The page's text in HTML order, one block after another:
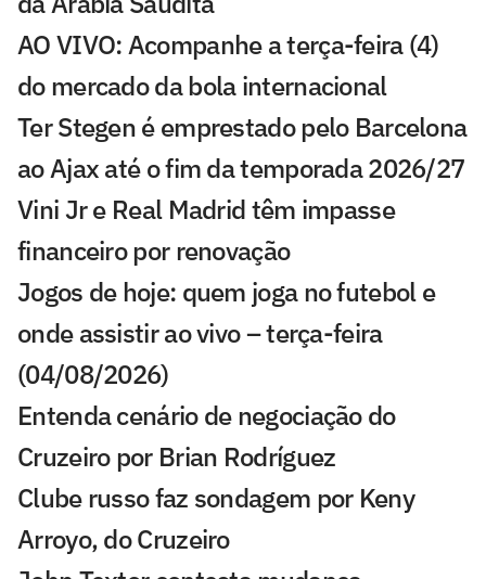
AO VIVO: Acompanhe a terça-feira (4)
do mercado da bola internacional
Ter Stegen é emprestado pelo Barcelona
ao Ajax até o fim da temporada 2026/27
Vini Jr e Real Madrid têm impasse
financeiro por renovação
Jogos de hoje: quem joga no futebol e
onde assistir ao vivo – terça-feira
(04/08/2026)
Entenda cenário de negociação do
Cruzeiro por Brian Rodríguez
Clube russo faz sondagem por Keny
Arroyo, do Cruzeiro